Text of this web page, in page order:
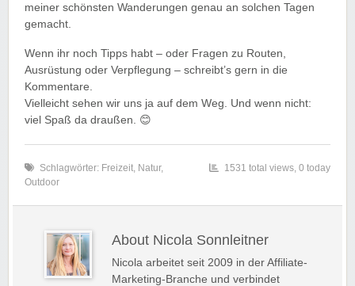
meiner schönsten Wanderungen genau an solchen Tagen
gemacht.
Wenn ihr noch Tipps habt – oder Fragen zu Routen,
Ausrüstung oder Verpflegung – schreibt’s gern in die
Kommentare.
Vielleicht sehen wir uns ja auf dem Weg. Und wenn nicht:
viel Spaß da draußen. 😊
Schlagwörter: Freizeit Natur,
Outdoor
1531 total views, 0 today
About Nicola Sonnleitner
Nicola arbeitet seit 2009 in der Affiliate-
Marketing-Branche und verbindet